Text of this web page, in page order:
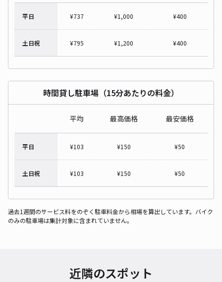
平日 ¥737 ¥1,000 ¥400
土日祝 ¥795 ¥1,200 ¥400
時間貸し駐車場（15分あたりの料金）
平均 最高価格 最安価格
平日 ¥103 ¥150 ¥50
土日祝 ¥103 ¥150 ¥50
過去1週間のサービス料をのぞく駐車料金から相場を算出しています。バイク
のみの駐車場は集計対象に含まれていません。
近隣のスポット